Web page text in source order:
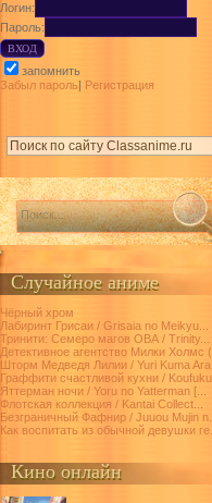
Логин:
Пароль:
запомнить
Забыл пароль| Регистрация
Случайное аниме
Чёрный хром
Лабиринт Грисаи / Grisaia no Meikyu...
Тринити: Семеро магов ОВА / Trinity...
Детективное агентство Милки Холмс
Шторм Медведя Лилии / Yuri Kuma
Граффити счастливой кухни /
Яттерман ночи / Yoru no Yatterman [...
Флотская коллекция / Kantai Collect...
Безграничный Фафнир / Juuou Mujin n...
Как воспитать из обычной девушки ге...
Кино онлайн